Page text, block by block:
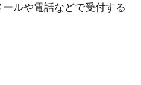
ルや電話などで受付する